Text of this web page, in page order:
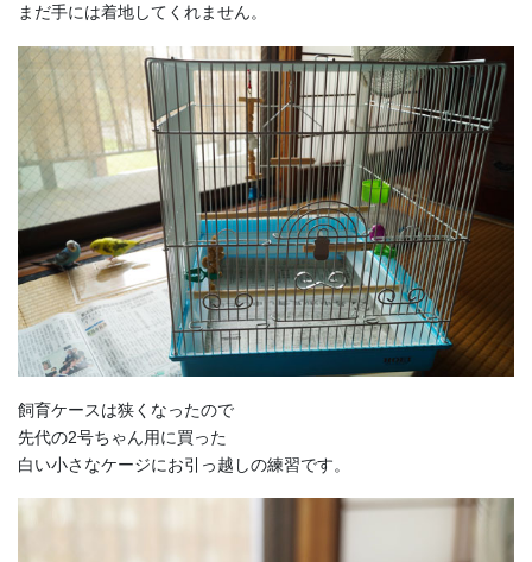
まだ手には着地してくれません。
飼育ケースは狭くなったので
先代の2号ちゃん用に買った
白い小さなケージにお引っ越しの練習です。